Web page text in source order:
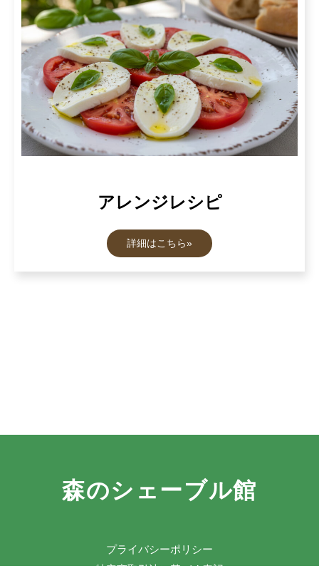
アレンジレシピ
詳細はこちら»
森のシェーブル館
プライバシーポリシー
特定商取引法に基づく表記